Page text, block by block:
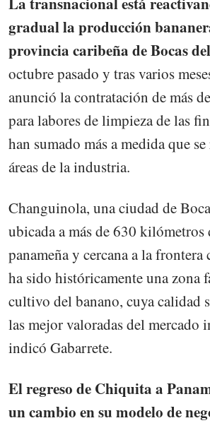
gradual la producción
provincia caribeña de Bocas
octubre pasado y tras varios
anunció la contratación de más
para labores de limpieza de las
han sumado más a medida que
áreas de la industria.
Changuinola, una ciudad de
ubicada a más de 630 kilómetros
panameña y cercana a la frontera
ha sido históricamente una zona
cultivo del banano, cuya calidad
las mejor valoradas del mercado
indicó Gabarrete.
El regreso de Chiquita a
un cambio en su modelo de